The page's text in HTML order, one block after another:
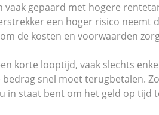
vaak gepaard met hogere
een hoger risico neemt
de kosten en voorwaarden
korte looptijd, vaak slechts
snel moet terugbetalen.
in staat bent om het geld op tijd